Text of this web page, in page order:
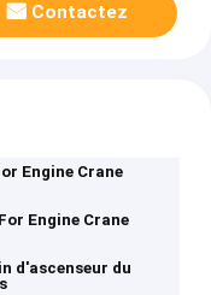
Contactez
Engine Crane
Engine Crane
d'ascenseur du